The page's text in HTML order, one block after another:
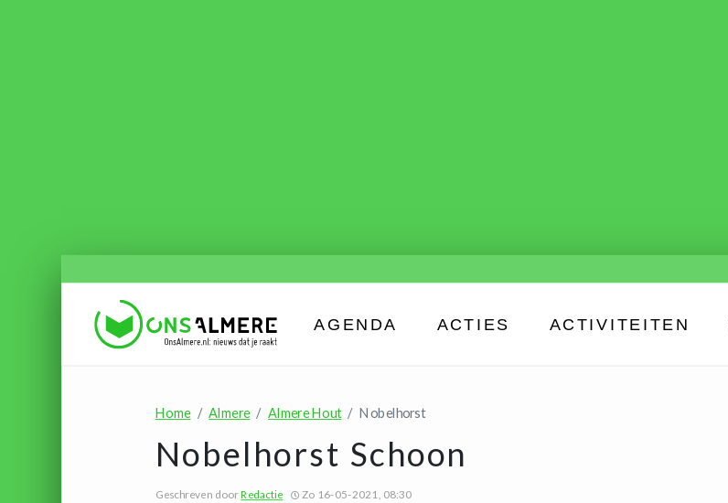
AGENDA ACTIES ACTIVITEITEN
Home Almere Almere Hout Nobelhorst
Nobelhorst Schoon
Geschreven doorRedactie Zo 16-05-2021, 08:30